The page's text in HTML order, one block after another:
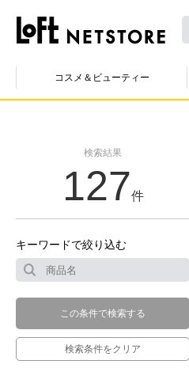
コスメ＆ビューティー
検索結果
127件
キーワードで絞り込む
この条件で検索する
検索条件をクリア